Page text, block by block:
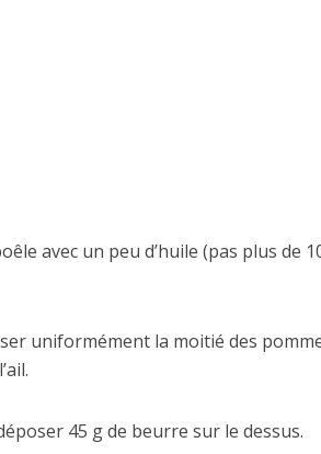
avec un peu d’huile (pas plus de
uniformément la moitié des
45 g de beurre sur le dessus.